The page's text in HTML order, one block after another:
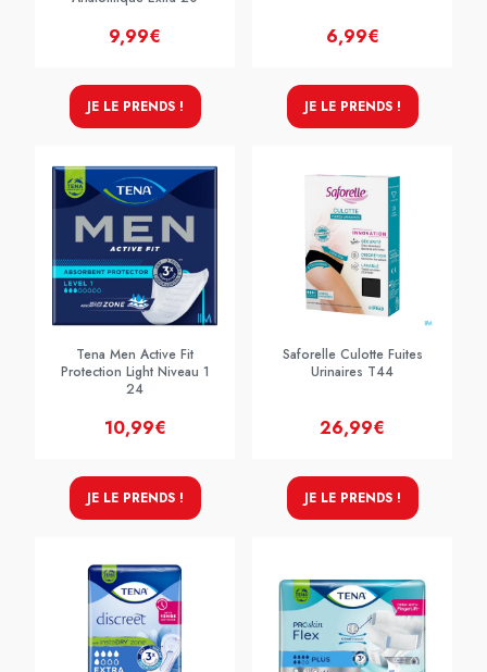
9,99€
JE LE PRENDS !
6,99€
JE LE PRENDS !
Tena Men Active Fit
Protection Light Niveau 1
24
10,99€
JE LE PRENDS !
Saforelle Culotte Fuites
Urinaires T44
26,99€
JE LE PRENDS !